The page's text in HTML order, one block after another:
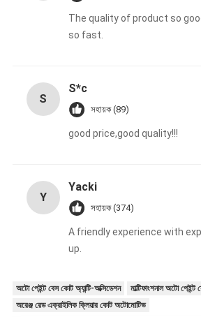
The quality of product so
so fast.
S
S*c
সহায়ক (89)
good price,good quality!!!
Y
Yacki
সহায়ক (374)
A friendly experience with
up.
অটো পেইন্ট বেস কোট অ্যান্টি-অক্সিডেশন
মাল্টিফাংশনাল অটো পেইন্ট
অরেঞ্জ রেড এক্রাইলিক ক্লিয়ার কোট অটোমোটিভ